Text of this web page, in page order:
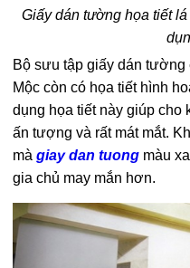
Giấy dán tường họa tiết
Bộ sưu tập giấy dán
Mộc còn có họa tiết hình
dụng họa tiết này giúp cho
ấn tượng và rất mát mắt.
màgiay dan tuong màu
gia chủ may mắn hơn.